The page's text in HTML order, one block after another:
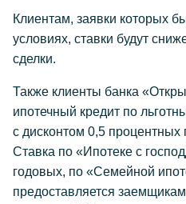
Клиентам, заявки которых
условиях, ставки будут
сделки.
Также клиенты банка
ипотечный кредит по
с дисконтом 0,5 процентных
Ставка по «Ипотеке с
годовых, по «Семейной
предоставляется